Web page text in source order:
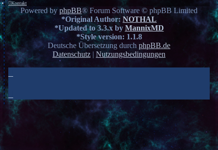
Kontakt
Powered byphpBB® Forum Software © phpBB Limited
*Original Author: NOTHAL
*Updated to 3.3.x by MannixMD
*Style version: 1.1.8
Deutsche Übersetzung durch phpBB.de
Datenschutz | Nutzungsbedingungen